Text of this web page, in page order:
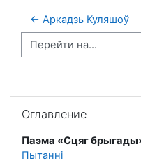
← Аркадзь Куляшоў
Перейти на...
Оглавление
Паэма «Сцяг
Пытанні